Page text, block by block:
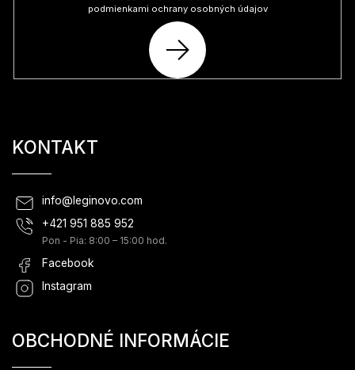
podmienkami ochrany osobných údajov
PRIHLÁSIŤ
SA
KONTAKT
info@ leginovo.com
+421 951 885 952
Pon - Pia: 8:00 – 15:00 hod.
Facebook
Instagram
OBCHODNÉ INFORMÁCIE